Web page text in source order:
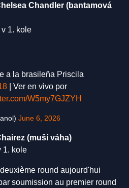
Chandler (bantamová
1. kole
a la brasileña Priscila
| Ver en vivo por
W5my7GJZYH
June 6, 2026
(muší váha)
1. kole
round aujourd'hui
soumission au premier round